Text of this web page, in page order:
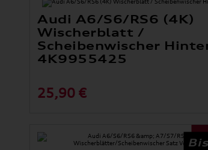
Audi A6/S6/RS6 (4K)
Wischerblatt /
Scheibenwischer
4K9955425
25,90 €